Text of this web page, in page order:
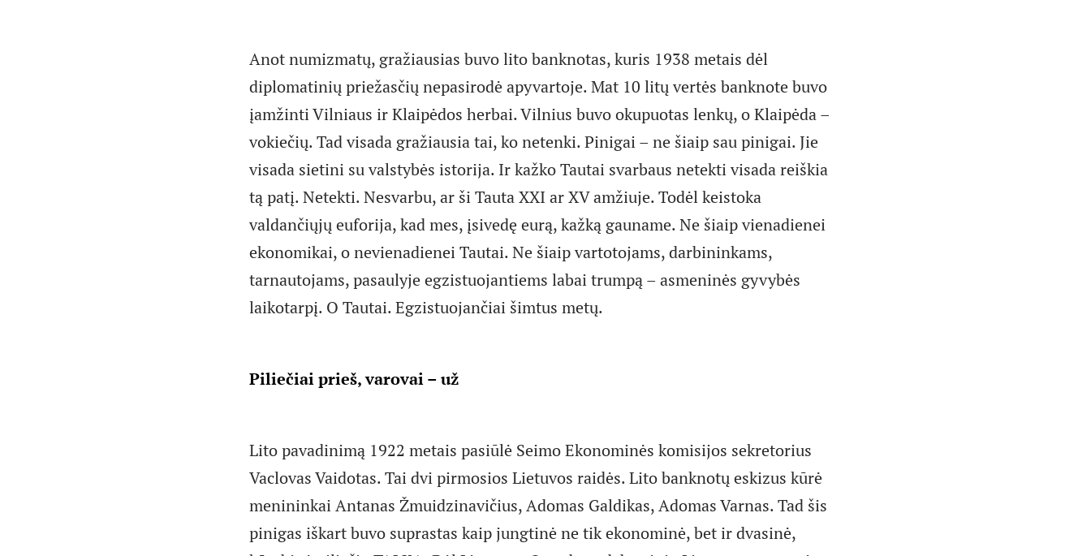
Anot numizmatų, gražiausias buvo lito banknotas, kuris 1938 metais dėl
diplomatinių priežasčių nepasirodė apyvartoje. Mat 10 litų vertės banknote buvo
įamžinti Vilniaus ir Klaipėdos herbai. Vilnius buvo okupuotas lenkų, o Klaipėda –
vokiečių. Tad visada gražiausia tai, ko netenki. Pinigai – ne šiaip sau pinigai. Jie
visada sietini su valstybės istorija. Ir kažko Tautai svarbaus netekti visada reiškia
tą patį. Netekti. Nesvarbu, ar ši Tauta XXI ar XV amžiuje. Todėl keistoka
valdančiųjų euforija, kad mes, įsivedę eurą, kažką gauname. Ne šiaip vienadienei
ekonomikai, o nevienadienei Tautai. Ne šiaip vartotojams, darbininkams,
tarnautojams, pasaulyje egzistuojantiems labai trumpą – asmeninės gyvybės
laikotarpį. O Tautai. Egzistuojančiai šimtus metų.
Piliečiai prieš, varovai – už
Lito pavadinimą 1922 metais pasiūlė Seimo Ekonominės komisijos sekretorius
Vaclovas Vaidotas. Tai dvi pirmosios Lietuvos raidės. Lito banknotų eskizus kūrė
menininkai Antanas Žmuidzinavičius, Adomas Galdikas, Adomas Varnas. Tad šis
pinigas iškart buvo suprastas kaip jungtinė ne tik ekonominė, bet ir dvasinė,